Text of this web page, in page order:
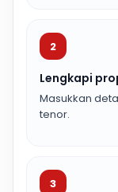
2
Lengkapi
Masukkan
tenor.
3